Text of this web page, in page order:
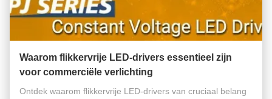
Waarom flikkervrije LED-drivers essentieel zijn
voor commerciële verlichting
Ontdek waarom flikkervrije LED-drivers van cruciaal belang